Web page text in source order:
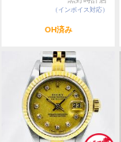
（インボイス対応）
OH済み